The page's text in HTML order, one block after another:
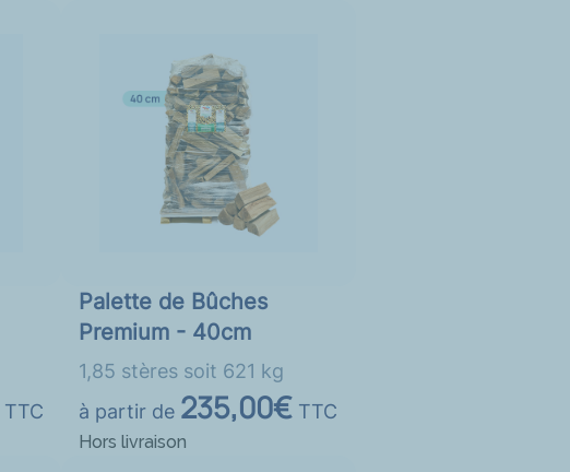
TTC
Palette de Bûches
Premium - 40cm
1,85 stères soit 621 kg
à partir de 235,00€ TTC
Hors livraison